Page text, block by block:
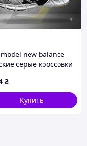
model new balance
серые кроссовки
₴
Купить